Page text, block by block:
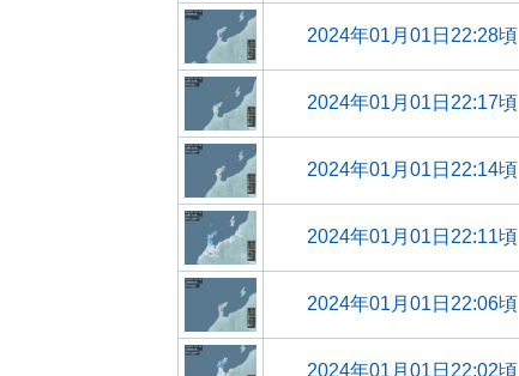
2024年01月01日22:28頃
2024年01月01日22:17頃
2024年01月01日22:14頃
2024年01月01日22:11頃
2024年01月01日22:06頃
2024年01月01日22:02頃